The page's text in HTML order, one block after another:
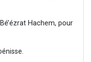
Hachem, pour